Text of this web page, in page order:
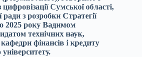
Сумської області,
з розробки Стратегії
2025 року Вадимом
технічних наук,
фінансів і кредиту